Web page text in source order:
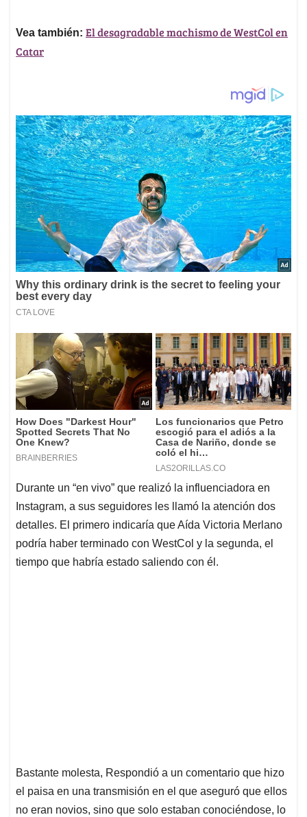
Vea también: El desagradable machismo de WestCol en
Catar
Durante un “en vivo” que realizó la influenciadora en
Instagram, a sus seguidores les llamó la atención dos
detalles. El primero indicaría que Aída Victoria Merlano
podría haber terminado con WestCol y la segunda, el
tiempo que habría estado saliendo con él.
Bastante molesta, Respondió a un comentario que hizo
el paisa en una transmisión en el que aseguró que ellos
no eran novios, sino que solo estaban conociéndose, lo